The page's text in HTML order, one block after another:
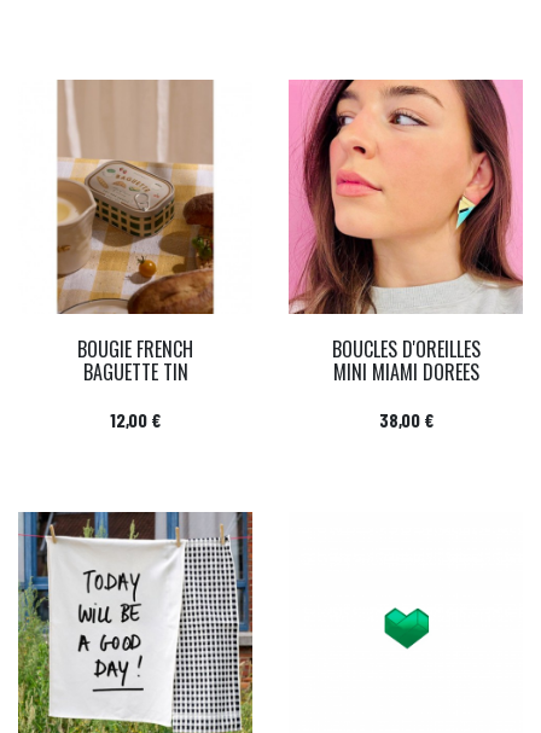
BOUGIE FRENCH
BAGUETTE TIN
Prix
12,00 €
BOUCLES D'OREILLES
MINI MIAMI DOREES
Prix
38,00 €